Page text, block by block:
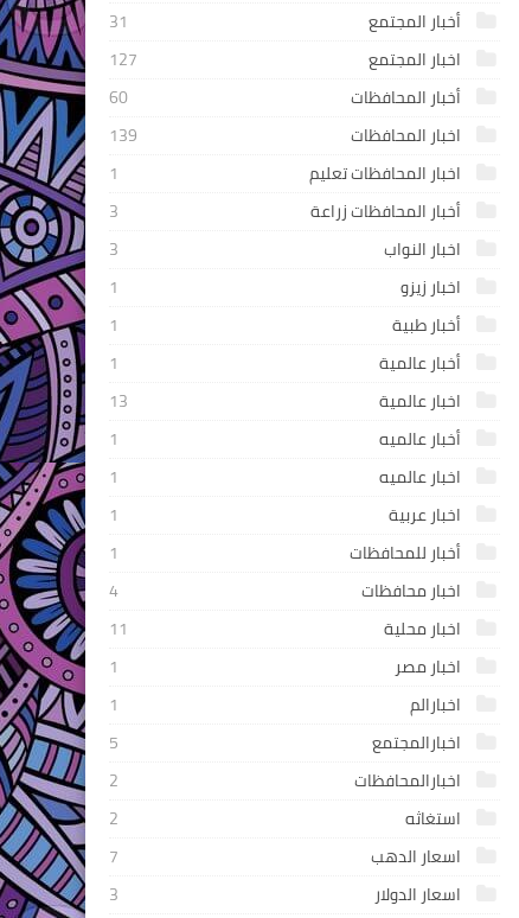
أخبار المجتمع
31
اخبار المجتمع
127
أخبار المحافظات
60
اخبار المحافظات
139
اخبار المحافظات تعليم
1
أخبار المحافظات زراعة
3
اخبار النواب
3
اخبار زيزو
1
أخبار طبية
1
أخبار عالمية
1
اخبار عالمية
13
أخبار عالميه
1
اخبار عالميه
1
اخبار عربية
1
أخبار للمحافظات
1
اخبار محافظات
4
اخبار محلية
11
اخبار مصر
1
اخبارالم
1
اخبارالمجتمع
5
اخبارالمحافظات
2
استغاثه
2
اسعار الدهب
7
اسعار الدولار
3